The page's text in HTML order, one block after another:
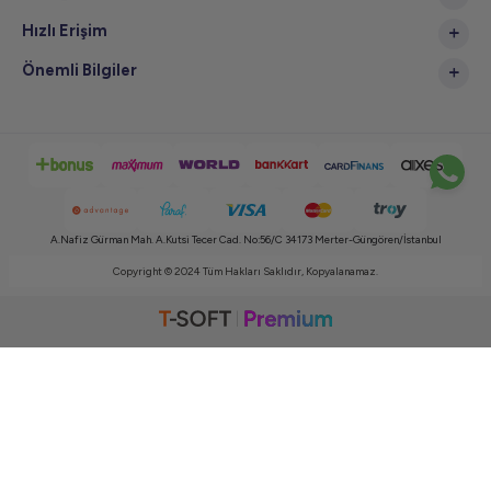
Hızlı Erişim
Önemli Bilgiler
A.Nafiz Gürman Mah. A.Kutsi Tecer Cad. No:56/C 34173 Merter-Güngören/İstanbul
Copyright © 2024 Tüm Hakları Saklıdır, Kopyalanamaz.